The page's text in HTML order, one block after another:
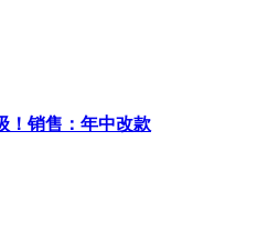
！销售：年中改款